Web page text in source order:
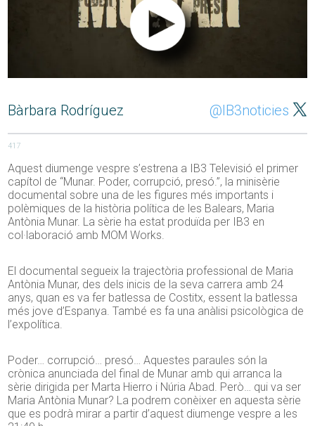
Bàrbara Rodríguez @IB3noticies
417
Aquest diumenge vespre s’estrena a IB3 Televisió el primer
capítol de “Munar. Poder, corrupció, presó.”, la minisèrie
documental sobre una de les figures més importants i
polèmiques de la història política de les Balears, Maria
Antònia Munar. La sèrie ha estat produïda per IB3 en
col·laboració amb MOM Works.
El documental segueix la trajectòria professional de Maria
Antònia Munar, des dels inicis de la seva carrera amb 24
anys, quan es va fer batlessa de Costitx, essent la batlessa
més jove d’Espanya. També es fa una anàlisi psicològica de
l’expolítica.
Poder… corrupció… presó… Aquestes paraules són la
crònica anunciada del final de Munar amb qui arranca la
sèrie dirigida per Marta Hierro i Núria Abad. Però… qui va ser
Maria Antònia Munar? La podrem conèixer en aquesta sèrie
que es podrà mirar a partir d’aquest diumenge vespre a les